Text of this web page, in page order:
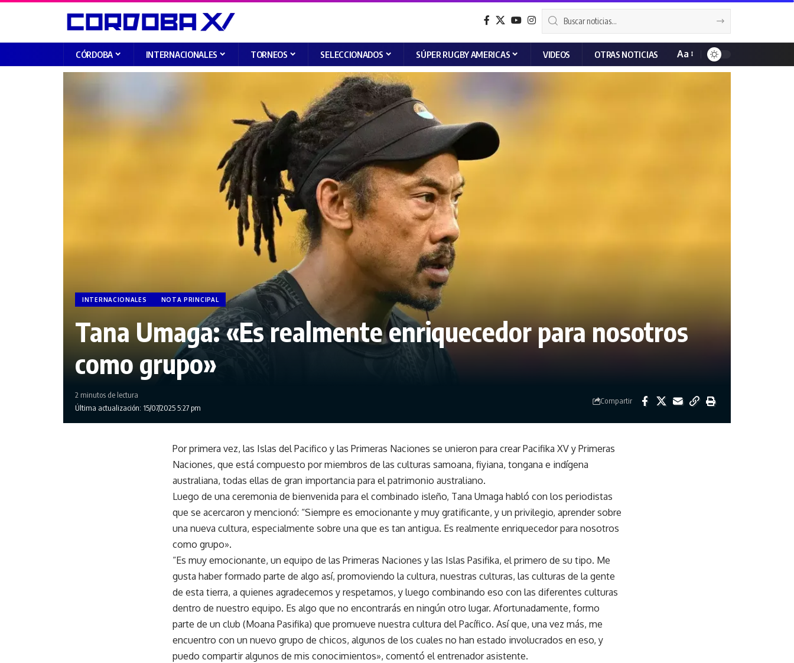
CÓRDOBA INTERNACIONALES TORNEOS SELECCIONADOS SÚPER RUGBY AMERICAS VIDEOS OTRAS NOTICIAS Aa
INTERNACIONALES NOTA PRINCIPAL
Tana Umaga: «Es realmente enriquecedor para nosotros
como grupo»
Última actualización: 15/07/2025 5:27 pm
2 minutos de lectura
Compartir
Por primera vez, las Islas del Pacifico y las Primeras Naciones se unieron para crear Pacifika XV y Primeras
Naciones, que está compuesto por miembros de las culturas samoana, fiyiana, tongana e indígena
australiana, todas ellas de gran importancia para el patrimonio australiano.
Luego de una ceremonia de bienvenida para el combinado isleño, Tana Umaga habló con los periodistas
que se acercaron y mencionó: “Siempre es emocionante y muy gratificante, y un privilegio, aprender sobre
una nueva cultura, especialmente sobre una que es tan antigua. Es realmente enriquecedor para nosotros
como grupo».
“Es muy emocionante, un equipo de las Primeras Naciones y las Islas Pasifika, el primero de su tipo. Me
gusta haber formado parte de algo así, promoviendo la cultura, nuestras culturas, las culturas de la gente
de esta tierra, a quienes agradecemos y respetamos, y luego combinando eso con las diferentes culturas
dentro de nuestro equipo. Es algo que no encontrarás en ningún otro lugar. Afortunadamente, formo
parte de un club (Moana Pasifika) que promueve nuestra cultura del Pacífico. Así que, una vez más, me
encuentro con un nuevo grupo de chicos, algunos de los cuales no han estado involucrados en eso, y
puedo compartir algunos de mis conocimientos», comentó el entrenador asistente.